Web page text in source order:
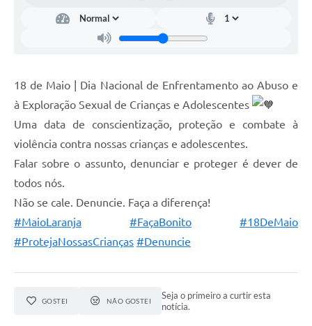
Legislação
Editais
Serviços Online
Telefones Úteis
Transparência
18 de Maio | Dia Nacional de Enfrentamento ao Abuso e
à Exploração Sexual de Crianças e Adolescentes
Uma data de conscientização, proteção e combate à
violência contra nossas crianças e adolescentes.
Falar sobre o assunto, denunciar e proteger é dever de
todos nós.
Não se cale. Denuncie. Faça a diferença!
#MaioLaranja
#FaçaBonito
#18DeMaio
#ProtejaNossasCrianças #Denuncie
GOSTEI NÃO GOSTEI
Seja o primeiro a curtir esta
notícia.